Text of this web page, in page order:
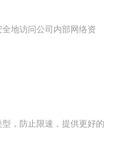
地访问公司内部网络资
，防止限速，提供更好的